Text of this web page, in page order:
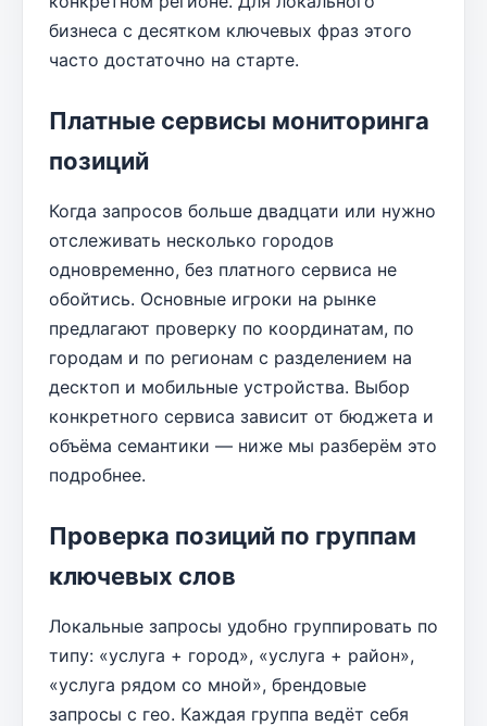
бизнеса с десятком ключевых фраз этого
часто достаточно на старте.
Платные сервисы мониторинга
позиций
Когда запросов больше двадцати или нужно
отслеживать несколько городов
одновременно, без платного сервиса не
обойтись. Основные игроки на рынке
предлагают проверку по координатам, по
городам и по регионам с разделением на
десктоп и мобильные устройства. Выбор
конкретного сервиса зависит от бюджета и
объёма семантики — ниже мы разберём это
подробнее.
Проверка позиций по группам
ключевых слов
Локальные запросы удобно группировать по
типу: «услуга + город», «услуга + район»,
«услуга рядом со мной», брендовые
запросы с гео. Каждая группа ведёт себя